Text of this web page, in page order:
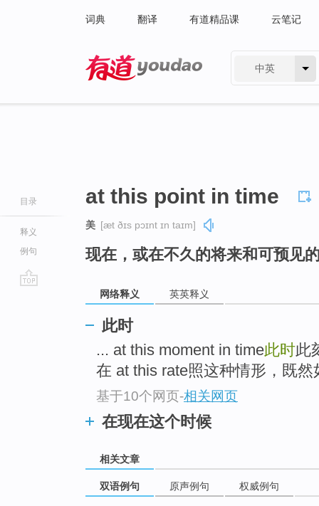
词典 翻译 有道精品课 云笔记
中英
目录
释义
例句
at this point in time
美 [æt ðɪs pɔɪnt ɪn taɪm]
现在，或在不久的将来和可预见
网络释义 英英释义
此时
... at this moment in time此时此
在 at this rate照这种情形，既然
基于10个网页-相关网页
在现在这个时候
相关文章
双语例句 原声例句 权威例句